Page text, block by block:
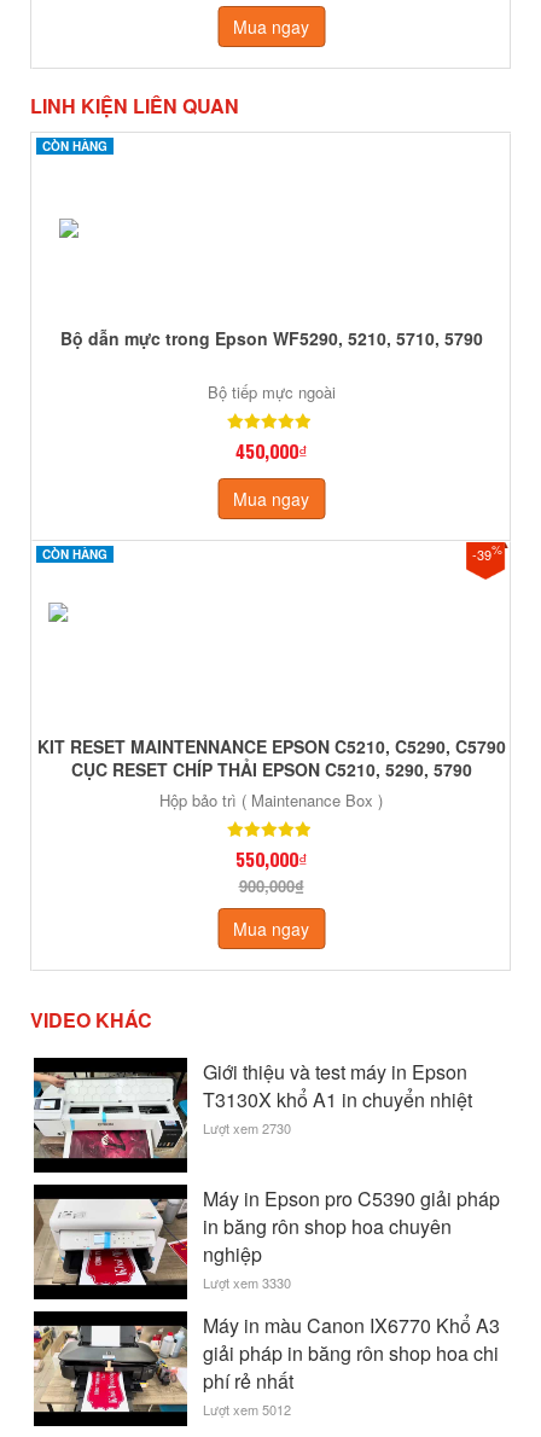
Mua ngay
LINH KIỆN LIÊN QUAN
CÒN HÀNG
CÒN HÀNG
Bộ dẫn mực trong Epson WF5290, 5210, 5710, 5790
Bộ tiếp mực ngoài
450,000₫
Mua ngay
-39%
CÒN HÀNG
CÒN HÀNG
KIT RESET MAINTENNANCE EPSON C5210, C5290, C5790
CỤC RESET CHÍP THẢI EPSON C5210, 5290, 5790
Hộp bảo trì ( Maintenance Box )
550,000₫
900,000₫
Mua ngay
VIDEO KHÁC
Giới thiệu và test máy in Epson
T3130X khổ A1 in chuyển nhiệt
Lượt xem 2730
Máy in Epson pro C5390 giải pháp
in băng rôn shop hoa chuyên
nghiệp
Lượt xem 3330
Máy in màu Canon IX6770 Khổ A3
giải pháp in băng rôn shop hoa chi
phí rẻ nhất
Lượt xem 5012